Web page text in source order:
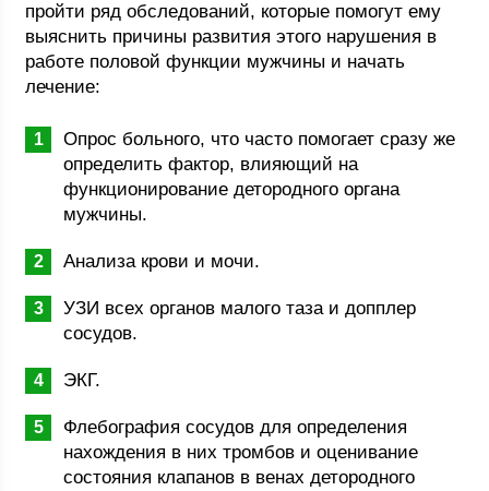
пройти ряд обследований, которые помогут ему
выяснить причины развития этого нарушения в
работе половой функции мужчины и начать
лечение:
Опрос больного, что часто помогает сразу же
определить фактор, влияющий на
функционирование детородного органа
мужчины.
Анализа крови и мочи.
УЗИ всех органов малого таза и допплер
сосудов.
ЭКГ.
Флебография сосудов для определения
нахождения в них тромбов и оценивание
состояния клапанов в венах детородного